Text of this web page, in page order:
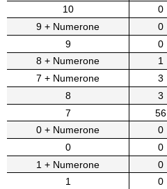
10
0
9 + Numerone
0
9
0
8 + Numerone
1
7 + Numerone
3
8
3
7
56
0 + Numerone
0
0
0
1 + Numerone
0
1
0